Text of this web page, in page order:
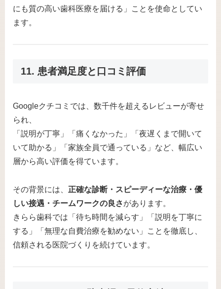
にも質の高い歯科医療を届ける」ことを使命としてい
ます。
11. 患者満足度と口コミ評価
Googleクチコミでは、数千件を超えるレビューが寄せ
られ、
「説明が丁寧」「痛くなかった」「夜遅くまで開いて
いて助かる」「家族全員で通っている」など、幅広い
層から高い評価を得ています。
その背景には、 正確な診断・スピーディーな治療・優
しい接遇・チームワークの良さがあります。
きらら歯科では「待ち時間を減らす」「説明を丁寧に
する」「無理な自費治療を勧めない」ことを徹底し、
信頼される医院づくりを続けています。